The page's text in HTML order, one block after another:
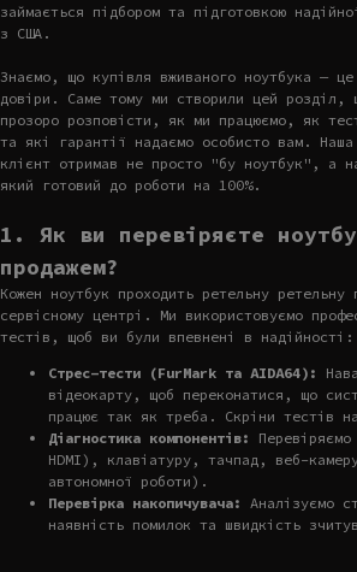
займається підбором та підготовкою
з США.
Знаємо, що купівля вживаного ноутбука — це
довіри. Саме тому ми створили цей розділ,
прозоро розповісти, як ми працюємо, як
та які гарантії надаємо особисто вам.
клієнт отримав не просто "бу ноутбук", а
який готовий до роботи на 100%.
1. Як ви перевіряєте
продажем?
Кожен ноутбук проходить ретельну ретельну
сервісному центрі. Ми використовуємо
тестів, щоб ви були впевнені в надійності:
Стрес-тести (FurMark та AIDA64):
відеокарту, щоб переконатися, що
працює так як треба. Скріни тестів
Діагностика компонентів:
HDMI), клавіатуру, тачпад, веб-
автономної роботи).
Перевірка накопичувача:
Аналізуємо
наявність помилок та швидкість